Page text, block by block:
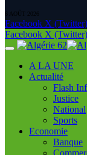
6 AOÛT 2026
Facebook X (Twitter)
Facebook X (Twitter)
A LA UNE
Actualité
Flash
Justice
National
Sports
Economie
Banque